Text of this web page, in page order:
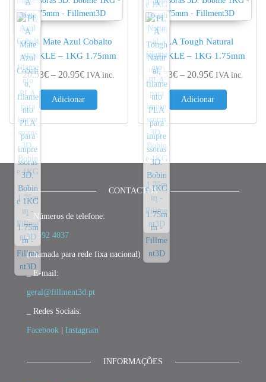
PLA Mate Azul Cobalto
WINKLE – 1KG 1.75mm
20.53€ – 20.95€Price range: 20.53€ through 20.95€
IVA inc.
Adicionar
PLA Tough Natural
WINKLE – 1KG 1.75mm
20.53€ – 20.95€Price range:
IVA inc.
Adicionar
CONTACTOS
_ Números de telefone:
21 592 4037
(chamada para rede fixa nacional)
_ E-mail:
geral@fillment3d.pt
_ Redes Sociais:
Facebook Instagram
INFORMAÇÕES